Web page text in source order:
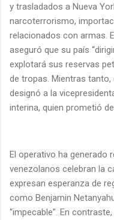
y trasladados a Nueva
narcoterrorismo,
relacionados con armas.
aseguró que su país
explotará sus reservas
de tropas. Mientras tanto,
designó a la
interina, quien prometió
El operativo ha generado
venezolanos celebran la
expresan esperanza de
como Benjamin
“impecable”. En